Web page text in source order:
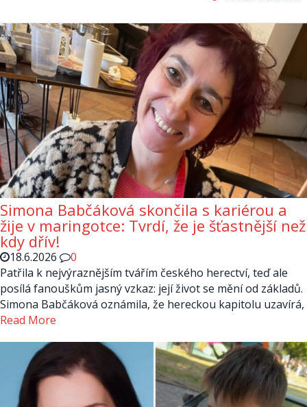
Simona Babčáková skončila s kariérou a
žije v maringotce: Tvrdí, že je šťastnější než
kdy dřív!
18.6.2026
0
Patřila k nejvýraznějším tvářím českého herectví, teď ale
posílá fanouškům jasný vzkaz: její život se mění od základů.
Simona Babčáková oznámila, že hereckou kapitolu uzavírá,
Read More